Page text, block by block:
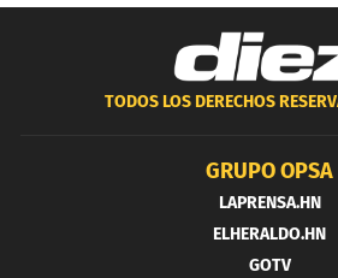
TODOS LOS DERECHOS
GRUPO OPSA
LAPRENSA.HN
ELHERALDO.HN
GOTV